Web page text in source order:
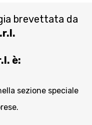
brevettata da
è:
sezione speciale